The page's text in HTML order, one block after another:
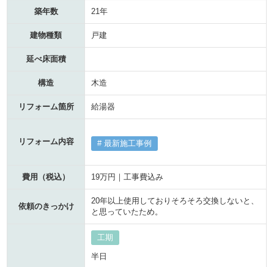
築年数 21年
建物種類 戸建
延べ床面積
構造 木造
リフォーム箇所 給湯器
リフォーム内容 最新施工事例
費用（税込） 19万円｜工事費込み
依頼のきっかけ
20年以上使用しておりそろそろ交換しないと、
と思っていたため。
工期
半日